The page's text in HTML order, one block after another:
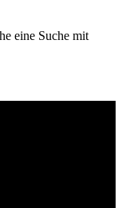
eine Suche mit